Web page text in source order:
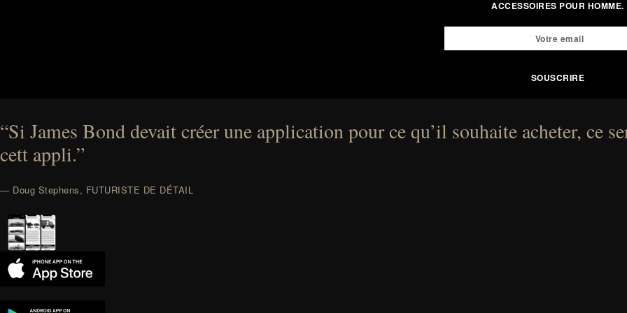
ACCESSOIRES POUR HOMME.
“Si James Bond devait créer une application pour ce qu’il souhaite acheter, ce
cett appli.”
— Doug Stephens, FUTURISTE DE DÉTAIL